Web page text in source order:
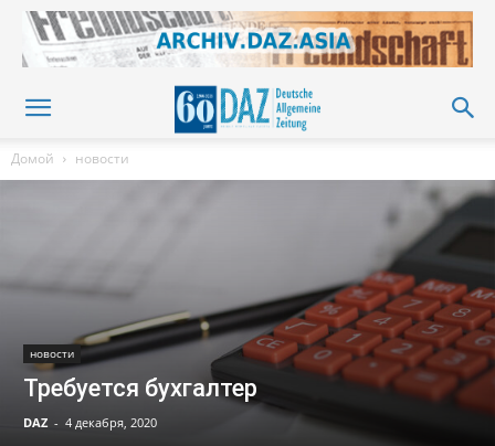
Домой новости
новости
Требуется бухгалтер
DAZ - 4 декабря, 2020